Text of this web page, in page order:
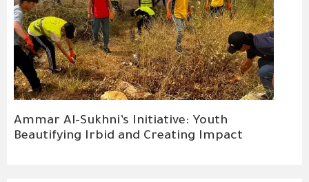
Ammar Al-Sukhni’s Initiative: Youth
Beautifying Irbid and Creating Impact